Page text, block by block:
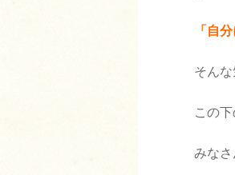
「自
そん
この
みなさ